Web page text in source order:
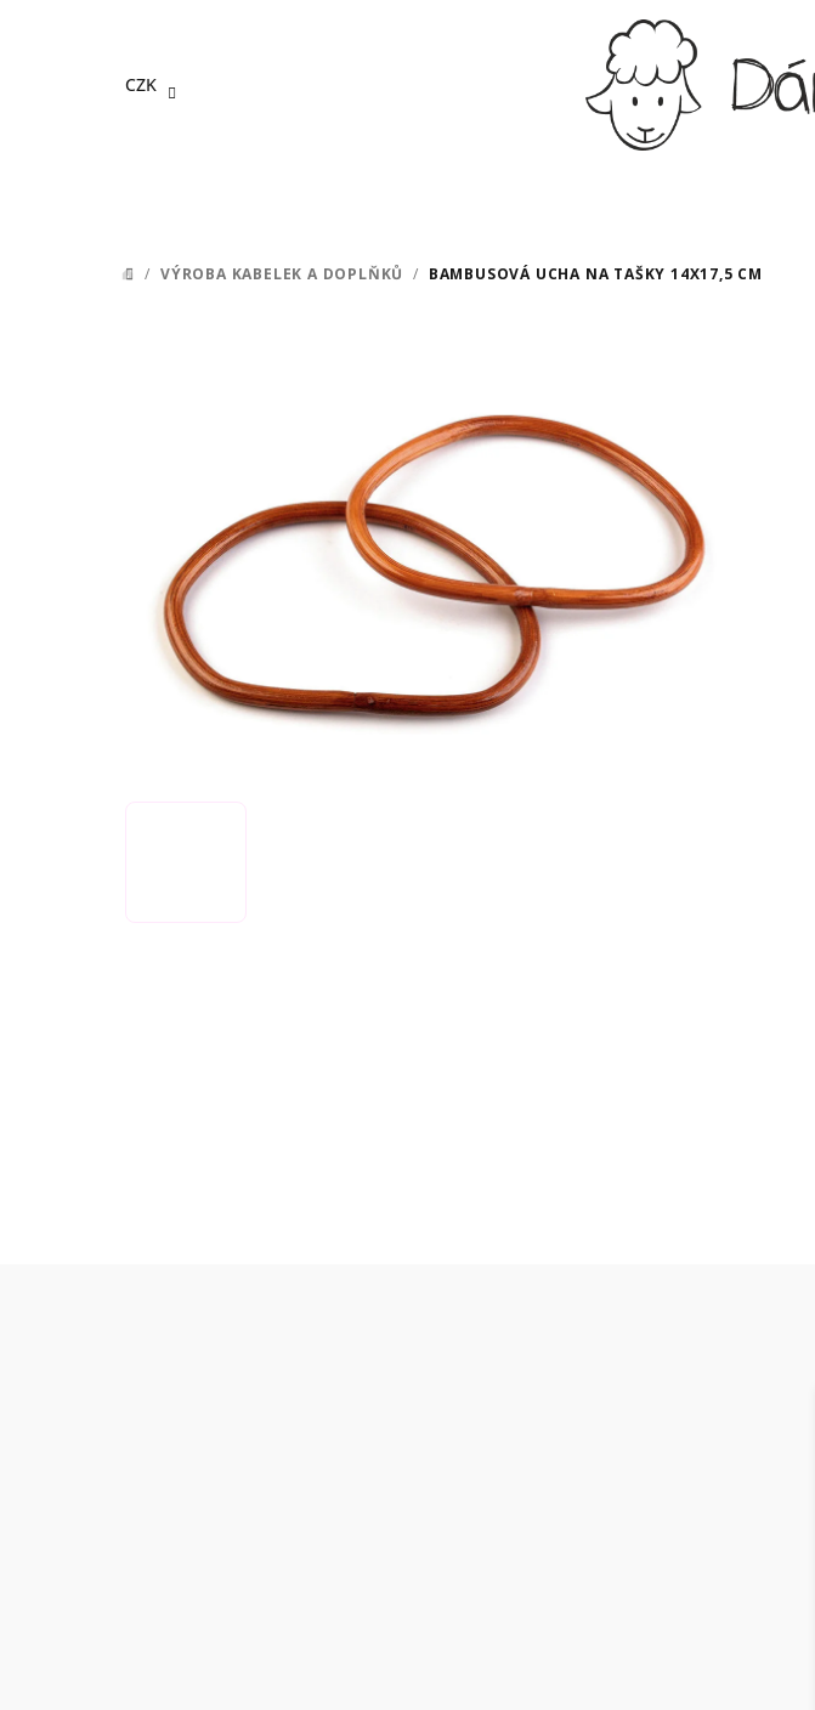
CZK
DOMŮ
/ VÝROBA KABELEK A DOPLŇKŮ / BAMBUSOVÁ UCHA NA TAŠKY 14X17,5 CM